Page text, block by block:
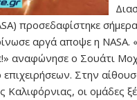
προσεδαφίστηκε
αργά αποψε η NASA.
αναφώνησε ο Σουάτι
επιχειρήσεων. Στην
Καλιφόρνιας, οι ομάδες